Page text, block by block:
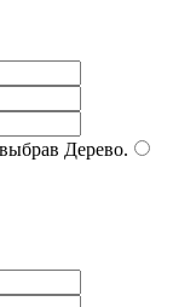
Дерево.